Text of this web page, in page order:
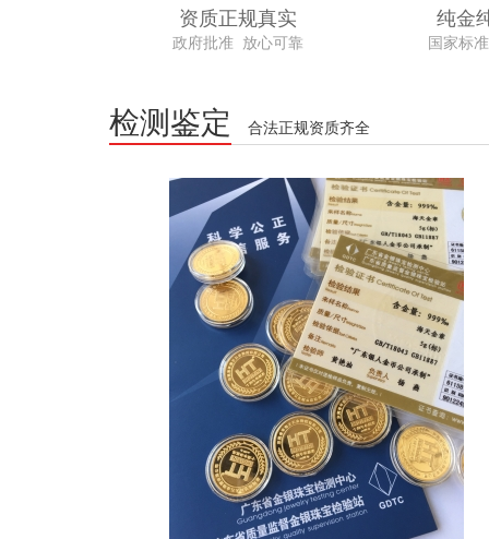
资质正规真实
政府批准 放心可靠
纯金
国家标
检测鉴定 合法正规资质齐全